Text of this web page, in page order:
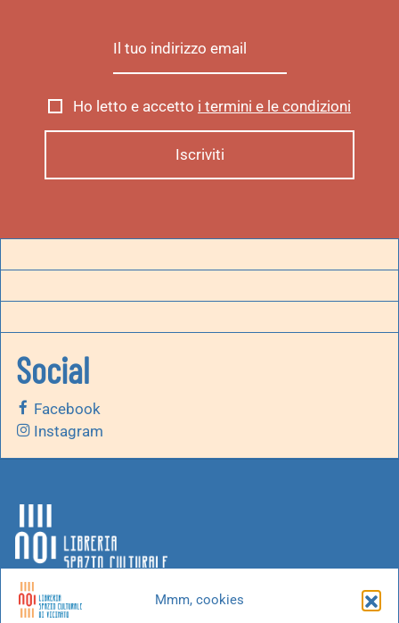
Mmm, cookies
Ho letto e accetto i termini e le condizioni
Social
Facebook
Instagram